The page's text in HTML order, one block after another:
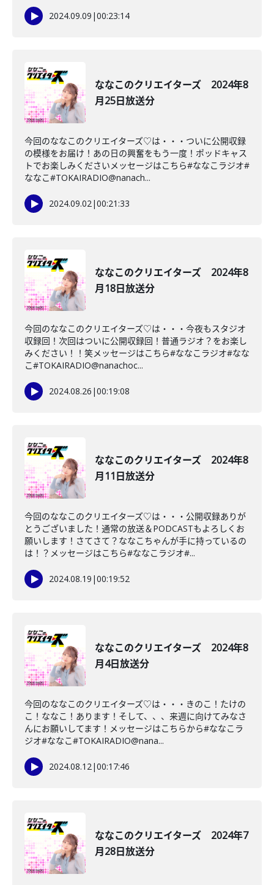
2024.09.09 |00:23:14
ななこのクリエイターズ 2024年8
月25日放送分
今回のななこのクリエイターズ♡は・・・ついに公開収録
の模様をお届け！あの日の興奮をもう一度！ポッドキャス
トでお楽しみくださいメッセージはこちら#ななこラジオ#
ななこ#TOKAIRADIO@nanach...
2024.09.02|00:21:33
ななこのクリエイターズ 2024年8
月18日放送分
今回のななこのクリエイターズ♡は・・・今夜もスタジオ
収録回！次回はついに公開収録回！普通ラジオ？をお楽し
みください！！笑メッセージはこちら#ななこラジオ#なな
こ#TOKAIRADIO@nanachoc...
2024.08.26 |00:19:08
ななこのクリエイターズ 2024年8
月11日放送分
今回のななこのクリエイターズ♡は・・・公開収録ありが
とうございました！通常の放送＆PODCASTもよろしくお
願いします！さてさて？ななこちゃんが手に持っているの
は！？メッセージはこちら#ななこラジオ#...
2024.08.19 |00:19:52
ななこのクリエイターズ 2024年8
月4日放送分
今回のななこのクリエイターズ♡は・・・きのこ！たけの
こ！ななこ！あります！そして、、、来週に向けてみなさ
んにお願いしてます！メッセージはこちらから#ななこラ
ジオ#ななこ#TOKAIRADIO@nana...
2024.08.12|00:17:46
ななこのクリエイターズ 2024年7
月28日放送分